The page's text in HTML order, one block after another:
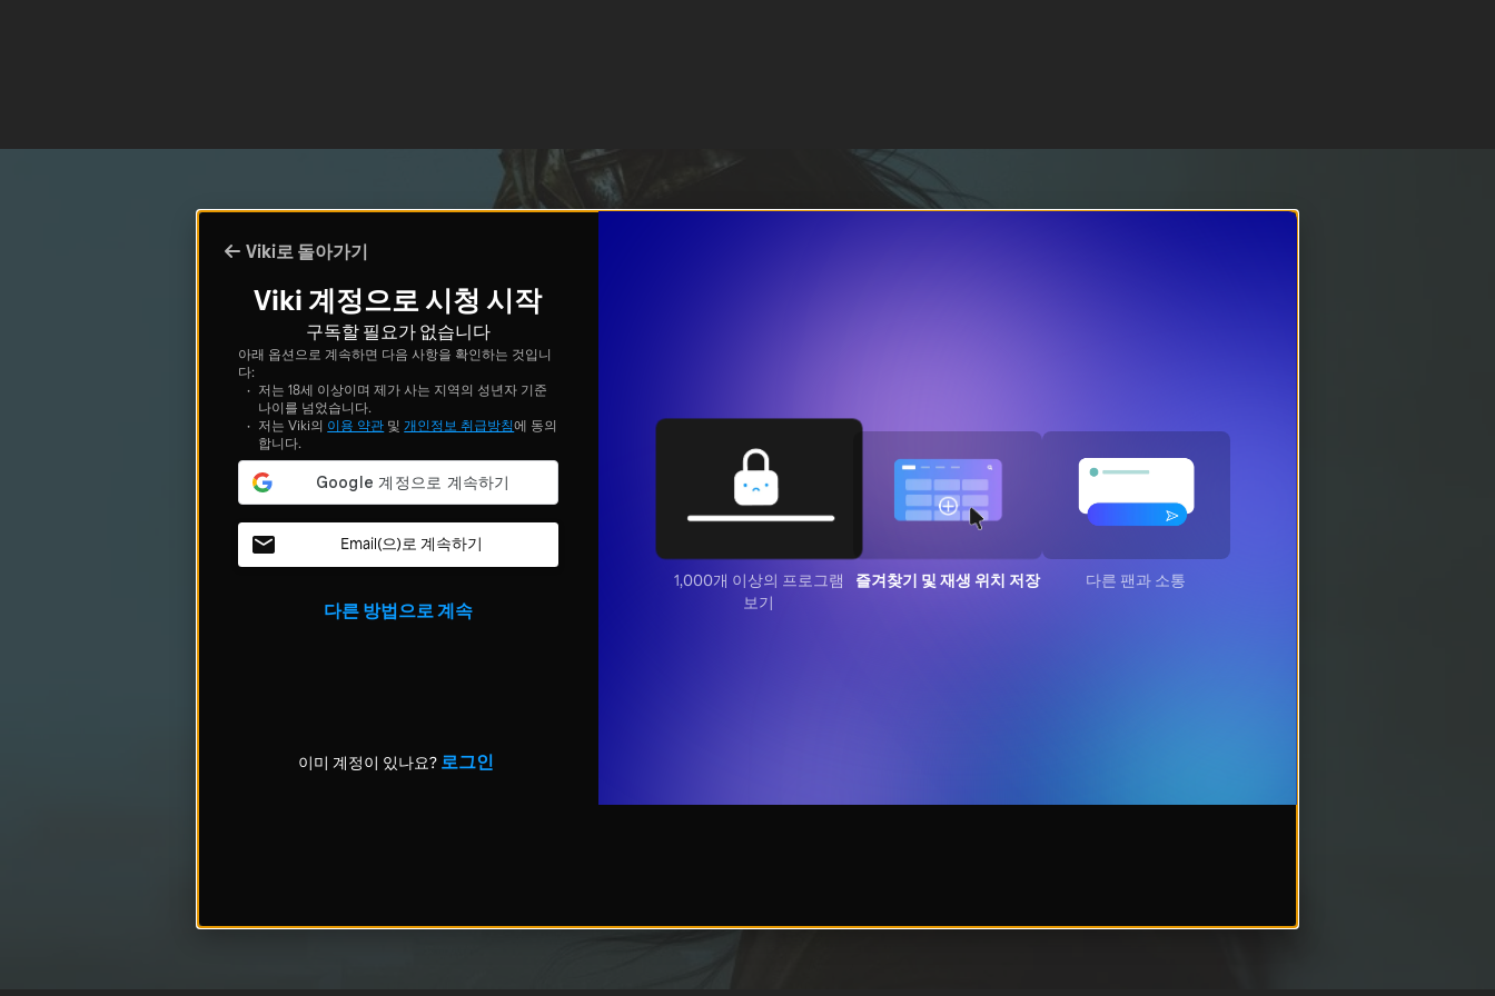
Viki로 돌아가기
Viki 계정으로 시청 시작
구독할 필요가 없습니다
아래 옵션으로 계속하면 다음 사항을 확인하는 것입니
다:
저는 18세 이상이며 제가 사는 지역의 성년자 기준
나이를 넘었습니다.
저는 Viki의 이용 약관 및 개인정보 취급방침에 동의
합니다.
Email(으)로 계속하기
다른 방법으로 계속
이미 계정이 있나요? 로그인
1,000개 이상의 프로그램
보기
즐겨찾기 및 재생 위치 저장 다른 팬과 소통